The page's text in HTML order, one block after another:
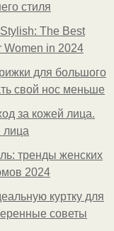
стиля
The Best
Women in 2024
для большого
свой нос меньше
за кожей лица.
лица
тренды женских
2024
куртку для
советы